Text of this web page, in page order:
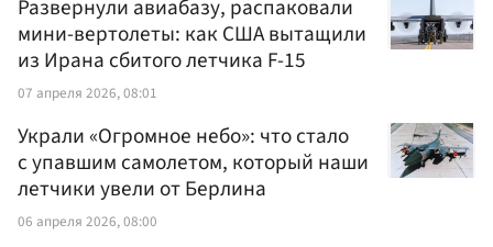
Развернули авиабазу, распаковали
мини-вертолеты: как США вытащили
из Ирана сбитого летчика F-15
07 апреля 2026, 08:01
Украли «Огромное небо»: что стало
с упавшим самолетом, который наши
летчики увели от Берлина
06 апреля 2026, 08:00